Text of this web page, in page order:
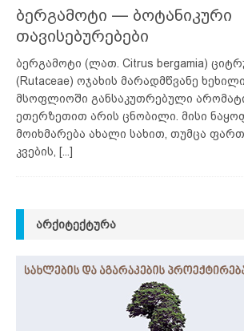
ბერგამოტი — ბოტანიკური
თავისებურებები
ბერგამოტი (ლათ. Citrus bergamia)
(Rutaceae) ოჯახის მარადმწვანე
მსოფლიოში განსაკუთრებული
ეთერზეთით არის ცნობილი. მისი
მოიხმარება ახალი სახით, თუმცა
კვების,
[...]
ᲐᲠᲥᲘᲢᲔᲥᲢᲣᲠᲐ